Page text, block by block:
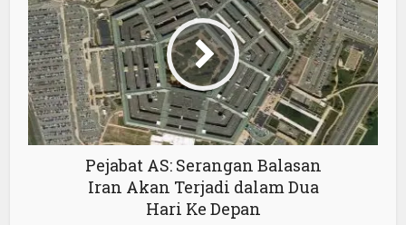
Pejabat AS: Serangan Balasan
Iran Akan Terjadi dalam Dua
Hari Ke Depan